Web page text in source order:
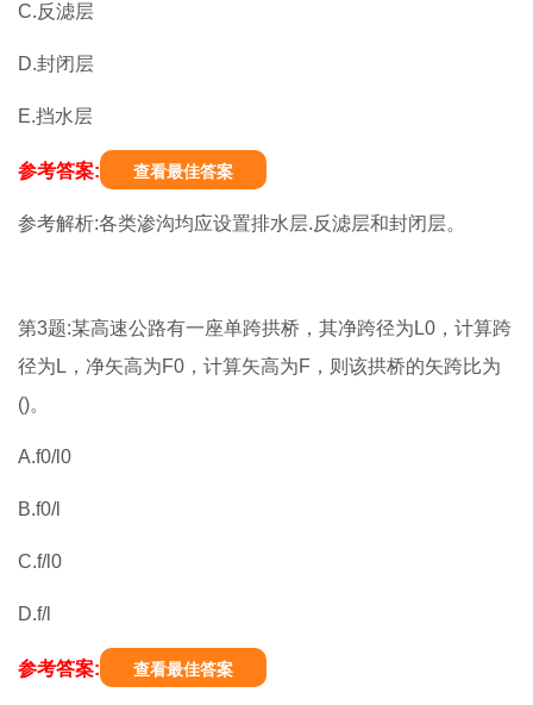
C.反滤层
D.封闭层
E.挡水层
参考答案: 查看最佳答案
参考解析:各类渗沟均应设置排水层.反滤层和封闭层。
第3题:某高速公路有一座单跨拱桥，其净跨径为L0，计算跨
径为L，净矢高为F0，计算矢高为F，则该拱桥的矢跨比为
()。
A.f0/l0
B.f0/l
C.f/l0
D.f/l
参考答案: 查看最佳答案